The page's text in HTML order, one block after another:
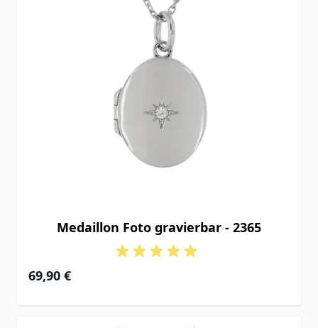
Medaillon Foto gravierbar - 2365
69,90 €